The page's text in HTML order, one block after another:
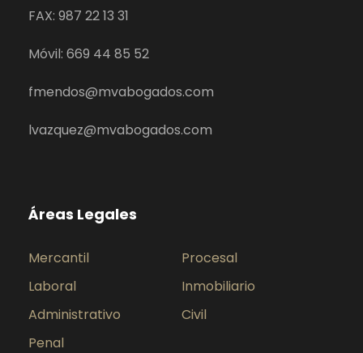
FAX: 987 22 13 31
Móvil: 669 44 85 52
fmendos@mvabogados.com
lvazquez@mvabogados.com
Áreas Legales
Mercantil
Procesal
Laboral
Inmobiliario
Administrativo
Civil
Penal